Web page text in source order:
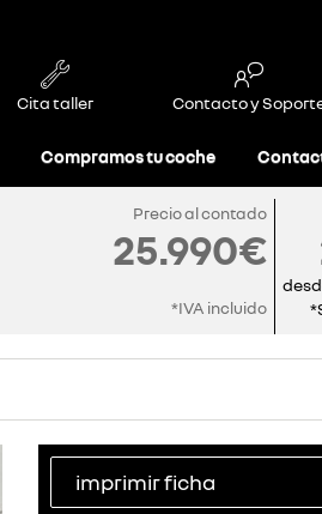
Cita taller Contacto y
Compramos tu coche
Precio al contado
25.990€
*IVA incluido
imprimir ficha